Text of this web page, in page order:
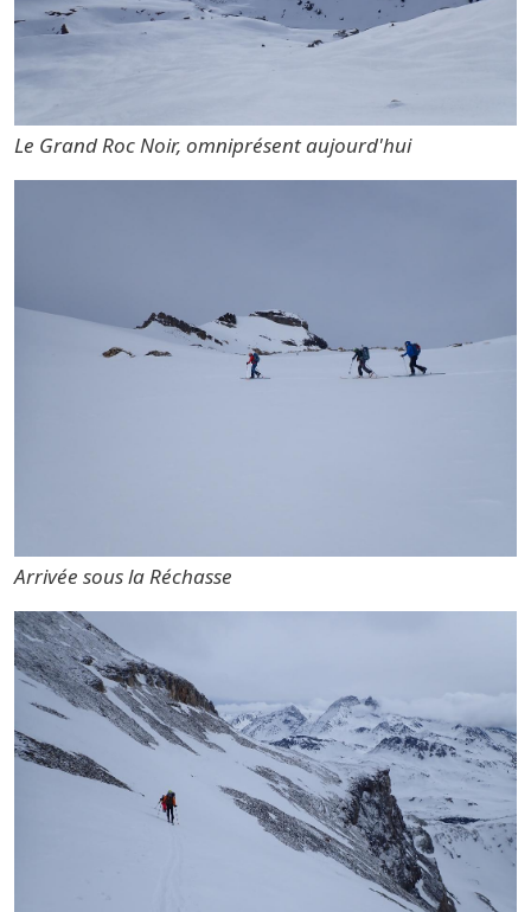
Le Grand Roc Noir, omniprésent aujourd'hui
Arrivée sous la Réchasse